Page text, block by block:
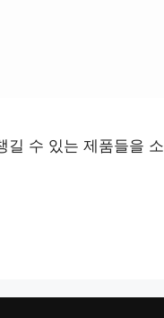
길 수 있는 제품들을 소